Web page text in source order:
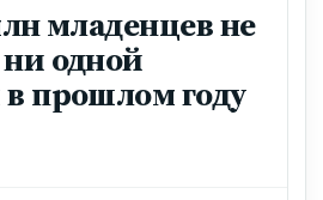
младенцев не
одной
прошлом году